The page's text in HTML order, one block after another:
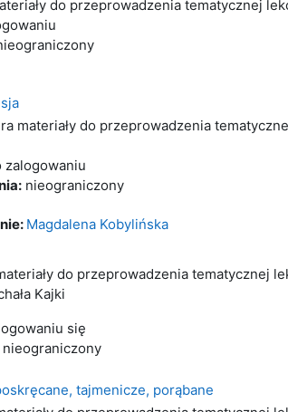
do przeprowadzenia tematycznej
materiały do przeprowadzenia
zalogowaniu
nieograniczony
Magdalena Kobylińska
do przeprowadzenia tematycznej
Kajki
się
nieograniczony
tajmenicze, porąbane